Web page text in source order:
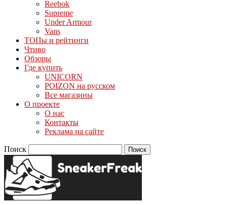
Reebok
Supreme
Under Armour
Vans
ТОПы и рейтинги
Чтиво
Обзоры
Где купить
UNICORN
POIZON на русском
Все магазины
О проекте
О нас
Контакты
Реклама на сайте
Поиск